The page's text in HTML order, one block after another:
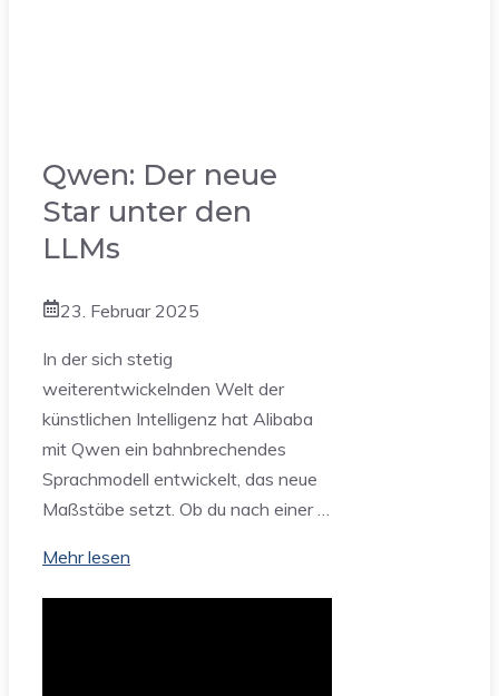
Qwen: Der neue
Star unter den
LLMs
23. Februar 2025
In der sich stetig
weiterentwickelnden Welt der
künstlichen Intelligenz hat Alibaba
mit Qwen ein bahnbrechendes
Sprachmodell entwickelt, das neue
Maßstäbe setzt. Ob du nach einer …
Mehr lesen